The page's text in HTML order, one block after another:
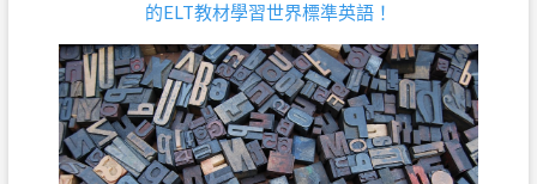
的ELT教材學習世界標準英語！